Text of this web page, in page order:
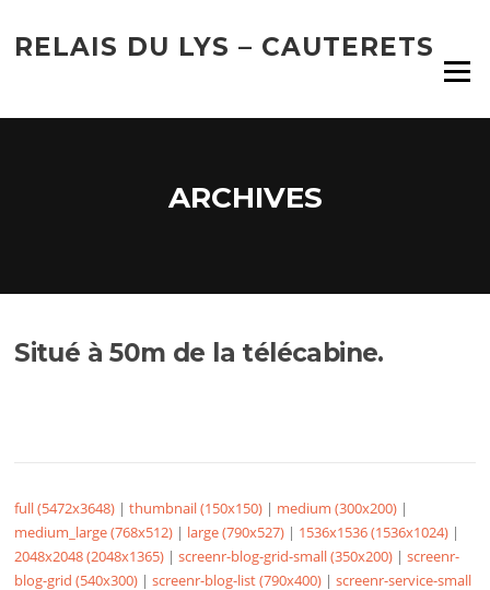
contenu
RELAIS DU LYS – CAUTERETS
Menu
ARCHIVES
Situé à 50m de la télécabine.
full (5472x3648) |thumbnail (150x150) | medium (300x200) |
medium_large (768x512) | large (790x527) | 1536x1536 (1536x1024) |
2048x2048 (2048x1365) |screenr-blog-grid-small (350x200) |screenr-
blog-grid (540x300) |screenr-blog-list (790x400) |screenr-service-small